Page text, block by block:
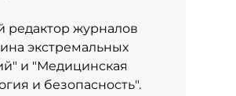
редактор журналов
экстремальных
и "Медицинская
и безопасность".